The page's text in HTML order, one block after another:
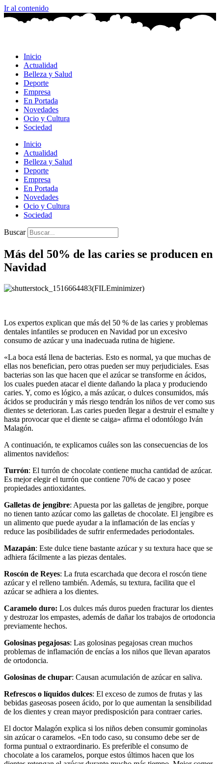
Ir al contenido
Inicio
Actualidad
Belleza y Salud
Deporte
Empresa
En Portada
Novedades
Ocio y Cultura
Sociedad
Inicio
Actualidad
Belleza y Salud
Deporte
Empresa
En Portada
Novedades
Ocio y Cultura
Sociedad
Buscar
Más del 50% de las caries se producen en
Navidad
Los expertos explican que más del 50 % de las caries y problemas
dentales infantiles se producen en Navidad por un excesivo
consumo de azúcar y una inadecuada rutina de higiene.
«La boca está llena de bacterias. Esto es normal, ya que muchas de
ellas nos benefician, pero otras pueden ser muy perjudiciales. Esas
bacterias son las que hacen que el azúcar se transforme en ácidos,
los cuales pueden atacar el diente dañando la placa y produciendo
caries. Y, como es lógico, a más azúcar, o dulces consumidos, más
ácidos se producirán y más riesgo tendrán los niños de ver como sus
dientes se deterioran. Las caries pueden llegar a destruir el esmalte y
hasta provocar que el diente se caiga» afirma el odontólogo Iván
Malagón.
A continuación, te explicamos cuáles son las consecuencias de los
alimentos navideños:
Turrón: El turrón de chocolate contiene mucha cantidad de azúcar.
Es mejor elegir el turrón que contiene 70% de cacao y posee
propiedades antioxidantes.
Galletas de jengibre: Apuesta por las galletas de jengibre, porque
no tienen tanto azúcar como las galletas de chocolate. El jengibre es
un alimento que puede ayudar a la inflamación de las encías y
reduce las posibilidades de sufrir enfermedades periodontales.
Mazapán: Este dulce tiene bastante azúcar y su textura hace que se
adhiera fácilmente a las piezas dentales.
Roscón de Reyes: La fruta escarchada que decora el roscón tiene
azúcar y el relleno también. Además, su textura, facilita que el
azúcar se adhiera a los dientes.
Caramelo duro: Los dulces más duros pueden fracturar los dientes
y destrozar los empastes, además de dañar los trabajos de ortodoncia
previamente hechos.
Golosinas pegajosas: Las golosinas pegajosas crean muchos
problemas de inflamación de encías a los niños que llevan aparatos
de ortodoncia.
Golosinas de chupar: Causan acumulación de azúcar en saliva.
Refrescos o líquidos dulces: El exceso de zumos de frutas y las
bebidas gaseosas poseen ácido, por lo que aumentan la sensibilidad
de los dientes y crean mayor predisposición para contraer caries.
El doctor Malagón explica si los niños deben consumir gominolas
sin azúcar o caramelos. «En todo caso, su consumo debe ser de
forma puntual o extraordinario. Es preferible el consumo de
chocolate a los caramelos, porque estos últimos hacen que los